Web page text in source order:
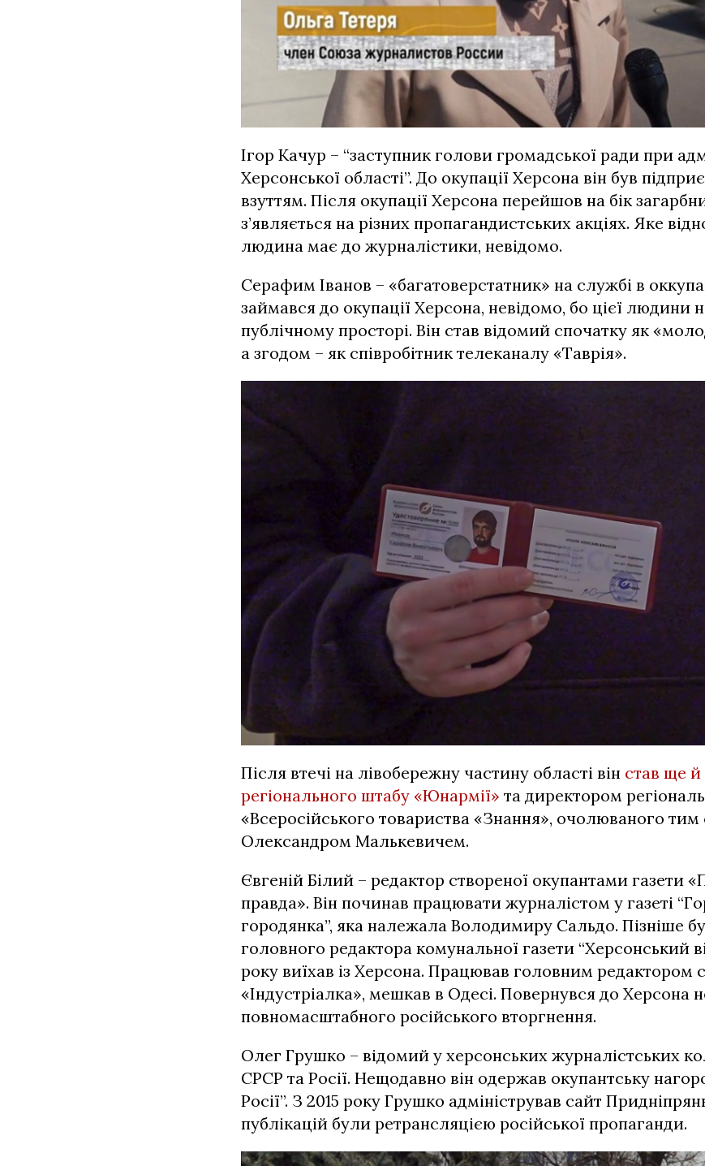
Ігор Качур – “заступник голови громадської ради при
Херсонської області”. До окупації Херсона він був
взуттям. Після окупації Херсона перейшов на бік
з’являється на різних пропагандистських акціях. Яке
людина має до журналістики, невідомо.
Серафим Іванов – «багатоверстатник» на службі в
займався до окупації Херсона, невідомо, бо цієї людини
публічному просторі. Він став відомий спочатку як
а згодом – як співробітник телеканалу «Таврія».
Після втечі на лівобережну частину області він став ще й
регіонального штабу «Юнармії» та директором
«Всеросійського товариства «Знання», очолюваного
Олександром Малькевичем.
Євгеній Білий – редактор створеної окупантами газети
правда». Він починав працювати журналістом у газеті
городянка”, яка належала Володимиру Сальдо. Пізніше
головного редактора комунальної газети “Херсонський
року виїхав із Херсона. Працював головним редактором
«Індустріалка», мешкав в Одесі. Повернувся до Херсона
повномасштабного російського вторгнення.
Олег Грушко – відомий у херсонських журналістських
СРСР та Росії. Нещодавно він одержав окупантську
Росії”. З 2015 року Грушко адміністрував сайт
публікацій були ретрансляцією російської пропаганди.